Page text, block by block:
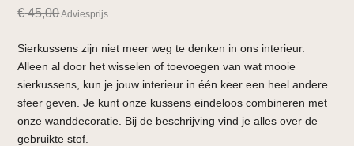
€45,00Adviesprijs
Sierkussens zijn niet meer weg te denken in ons interieur.
Alleen al door het wisselen of toevoegen van wat mooie
sierkussens, kun je jouw interieur in één keer een heel andere
sfeer geven. Je kunt onze kussens eindeloos combineren met
onze wanddecoratie. Bij de beschrijving vind je alles over de
gebruikte stof.